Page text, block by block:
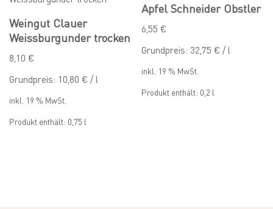
Weingut Clauer
Weissburgunder trocken
8,10 €
Grundpreis: 10,80 € / l
inkl. 19 % MwSt.
Produkt enthält: 0,75 l
Apfel Schneider Obstler
6,55 €
Grundpreis: 32,75 € / l
inkl. 19 % MwSt.
Produkt enthält: 0,2 l